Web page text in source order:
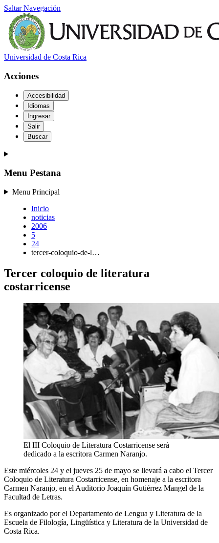
Saltar Navegación
Universidad de Costa Rica
Acciones
Accesibilidad
Idiomas
Ingresar
Salir
Buscar
Menu Pestana
Menu Principal
Inicio
noticias
2006
5
24
tercer-coloquio-de-l…
Tercer coloquio de literatura
costarricense
El III Coloquio de Literatura Costarricense será
dedicado a la escritora Carmen Naranjo.
Este miércoles 24 y el jueves 25 de mayo se llevará a cabo el Tercer
Coloquio de Literatura Costarricense, en homenaje a la escritora
Carmen Naranjo, en el Auditorio Joaquín Gutiérrez Mangel de la
Facultad de Letras.
Es organizado por el Departamento de Lengua y Literatura de la
Escuela de Filología, Lingüística y Literatura de la Universidad de
Costa Rica.